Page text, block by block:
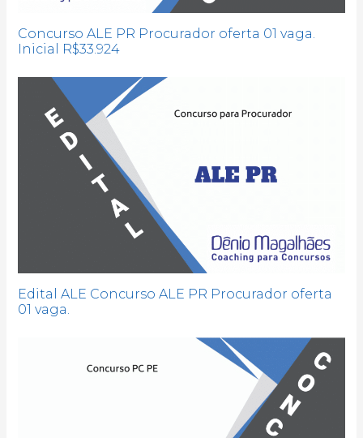
Concurso ALE PR Procurador oferta 01 vaga.
Inicial R$33.924
Edital ALE Concurso ALE PR Procurador oferta
01 vaga.